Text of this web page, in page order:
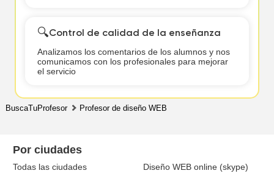
🔍Control de calidad de la enseñanza
Analizamos los comentarios de los alumnos y nos
comunicamos con los profesionales para mejorar
el servicio
BuscaTuProfesor Profesor de diseño WEB
Por ciudades
Todas las ciudades Diseño WEB online (skype)